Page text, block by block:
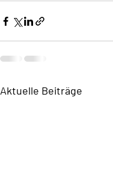
Aktuelle Beiträge